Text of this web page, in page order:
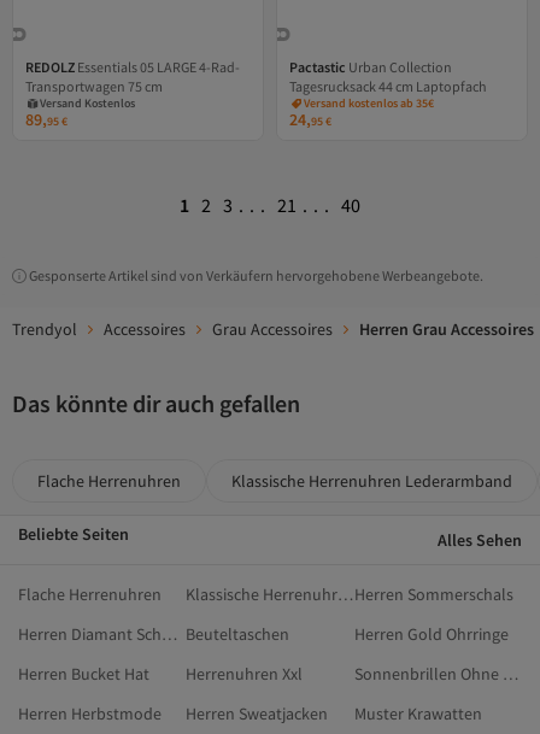
REDOLZ Essentials 05 LARGE 4-Rad-
Transportwagen 75 cm
Versand Kostenlos
Gratis Versand
Versand Kostenlos
89,95€
Pactastic Urban Collection
Tagesrucksack 44 cm Laptopfach
Versand kostenlos ab 35€
24,95€
1 2 3 ... 21 ... 40
Gesponserte Artikel sind von Verkäufern hervorgehobene Werbeangebote.
Trendyol Accessoires Grau Accessoires Herren Grau Accessoires
Das könnte dir auch gefallen
Flache Herrenuhren Klassische Herrenuhren Lederarmband
Beliebte Seiten Alles Sehen
Flache Herrenuhren Klassische Herrenuhren LederarmbandHerren Sommerschals
Herren Diamant Schmuck Beuteltaschen
Herren Gold Ohrringe
Herren Bucket Hat
Herrenuhren Xxl
Sonnenbrillen Ohne Rahmen
Herren Herbstmode
Herren Sweatjacken
Muster Krawatten